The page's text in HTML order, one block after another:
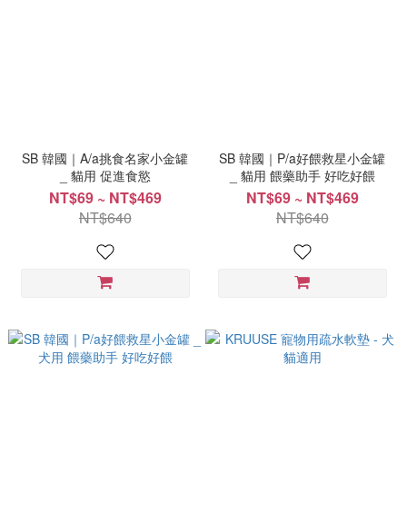
SB 韓國｜A/a挑食名家小金罐
_ 貓用 促進食慾
NT$69 ~ NT$469
NT$640
SB 韓國｜P/a好餵救星小金罐
_ 貓用 餵藥助手 好吃好餵
NT$69 ~ NT$469
NT$640